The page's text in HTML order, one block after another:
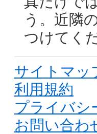
う。近隣
つけてく
サイトマッ
利用規約
プライバシ
お問い合わ